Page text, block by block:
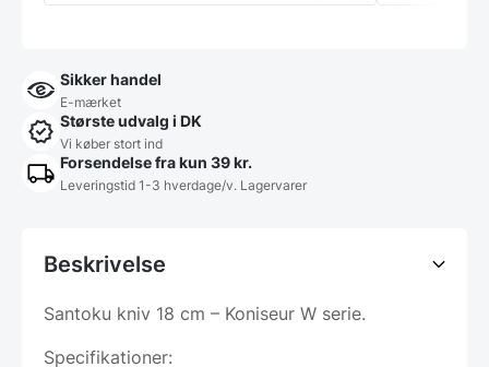
Sikker handel
E-mærket
Største udvalg i DK
Vi køber stort ind
Forsendelse fra kun 39 kr.
Leveringstid 1-3 hverdage/v. Lagervarer
Beskrivelse
Santoku kniv 18 cm – Koniseur W serie.
Specifikationer: